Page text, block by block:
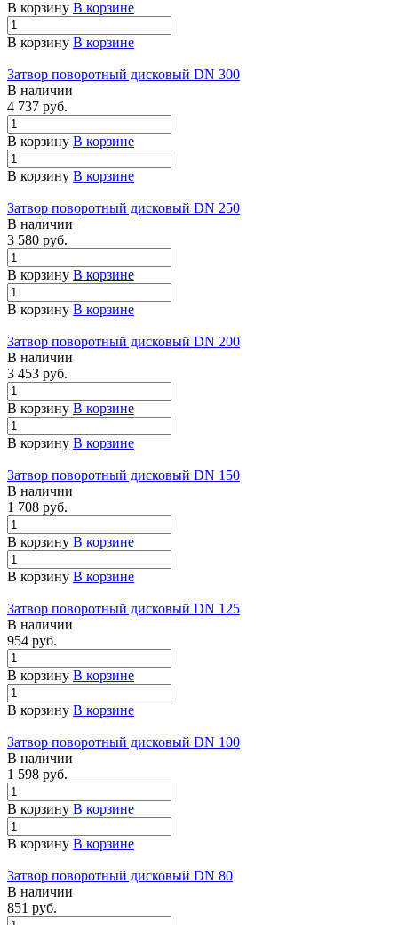
В корзину В корзине
В корзину В корзине
Затвор поворотный дисковый DN 300
В наличии
4 737 руб.
В корзину В корзине
В корзину В корзине
Затвор поворотный дисковый DN 250
В наличии
3 580 руб.
В корзину В корзине
В корзину В корзине
Затвор поворотный дисковый DN 200
В наличии
3 453 руб.
В корзину В корзине
В корзину В корзине
Затвор поворотный дисковый DN 150
В наличии
1 708 руб.
В корзину В корзине
В корзину В корзине
Затвор поворотный дисковый DN 125
В наличии
954 руб.
В корзину В корзине
В корзину В корзине
Затвор поворотный дисковый DN 100
В наличии
1 598 руб.
В корзину В корзине
В корзину В корзине
Затвор поворотный дисковый DN 80
В наличии
851 руб.